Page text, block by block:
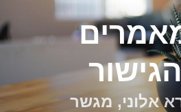
אלוני, מגשר